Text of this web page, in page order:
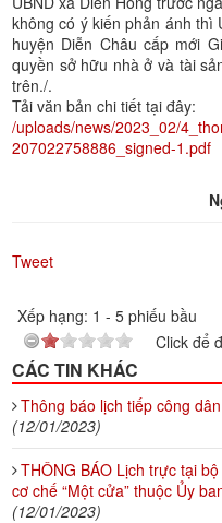
không có ý kiến phản ánh thì
huyện Diễn Châu cấp mới
quyền sở hữu nhà ở và tài
trên./.
Tải văn bản chi tiết tại đây:
/uploads/news/2023_02/
207022758886_signed-1.pdf
Tweet
Xếp hạng: 1 - 5 phiếu bầu
Click để
CÁC TIN KHÁC
Thông báo lịch tiếp công
(12/01/2023)
THÔNG BÁO Lịch trực tại
cơ chế “Một cửa” thuộc Ủy
(12/01/2023)